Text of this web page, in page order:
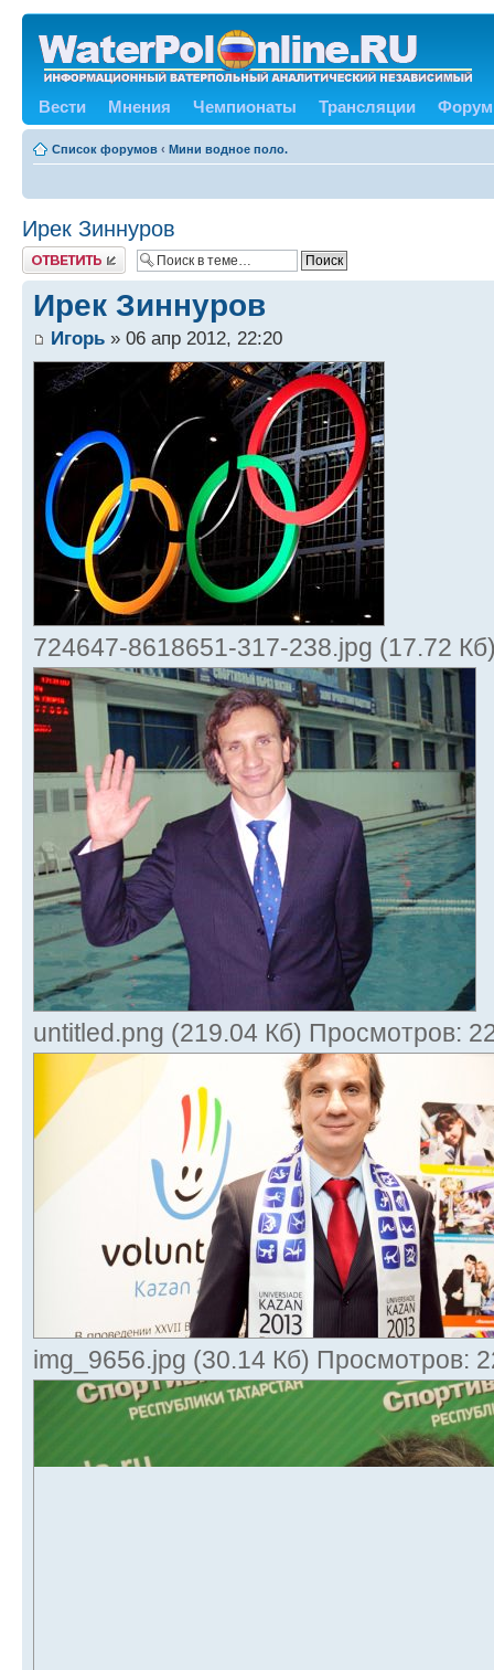
Вести Мнения Чемпионаты Трансляции Форум
Список форумов ‹ Мини водное поло.
Ирек Зиннуров
Ответить
Ирек Зиннуров
Игорь » 06 апр 2012, 22:20
724647-8618651-317-238.jpg (17.72
untitled.png (219.04 Кб) Просмотров:
img_9656.jpg (30.14 Кб) Просмотров: